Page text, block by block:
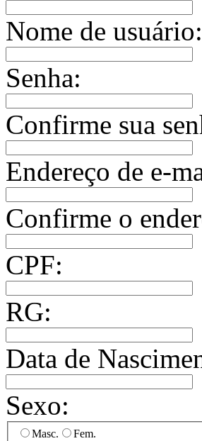
Nome de usuário:
Senha:
Confirme sua
Endereço de e-
Confirme o
CPF:
RG:
Data de
Sexo:
Masc. Fem.